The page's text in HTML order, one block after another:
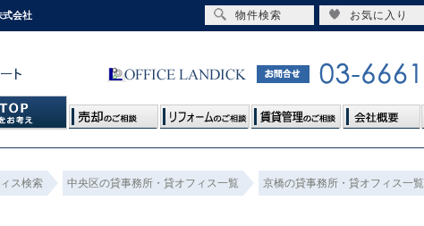
式会社
ス検索 中央区の貸事務所・貸オフィス一覧 京橋の貸事務所・貸オフィス一覧
物件検索 お気に入り